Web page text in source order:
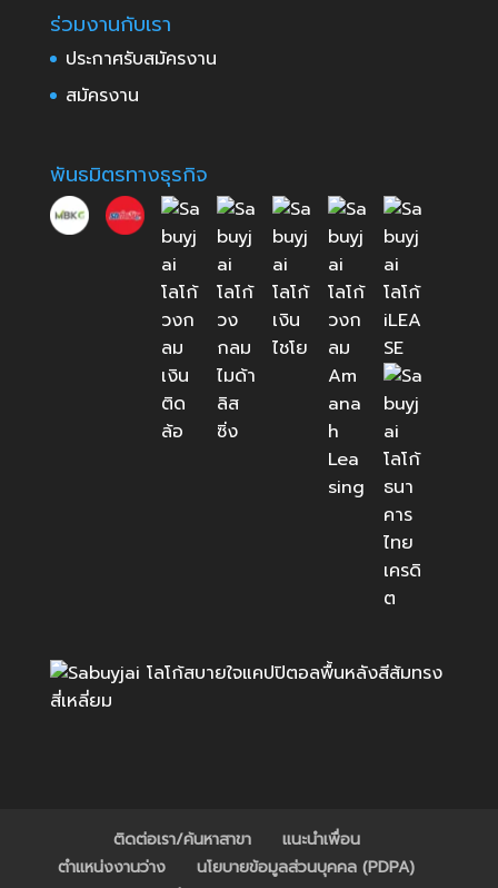
ร่วมงานกับเรา
ประกาศรับสมัครงาน
สมัครงาน
พันธมิตรทางธุรกิจ
ติดต่อเรา/ค้นหาสาขา
แนะนำเพื่อน
ตำแหน่งงานว่าง
นโยบายข้อมูลส่วนบุคคล (PDPA)